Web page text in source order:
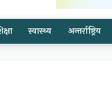
स्वास्थ्य अन्तर्राष्ट्रिय